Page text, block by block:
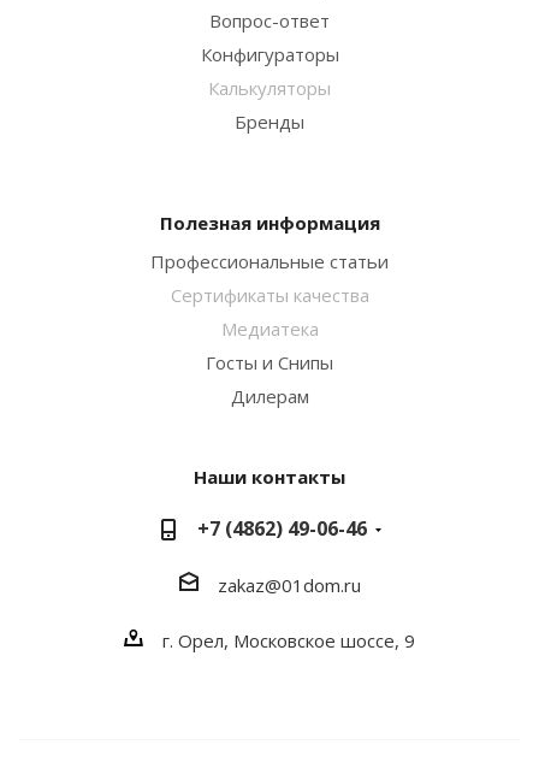
Вопрос-ответ
Конфигураторы
Калькуляторы
Бренды
Полезная информация
Профессиональные статьи
Сертификаты качества
Медиатека
Госты и Снипы
Дилерам
Наши контакты
+7 (4862) 49-06-46
zakaz@01dom.ru
г. Орел, Московское шоссе, 9